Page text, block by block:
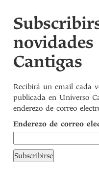
Cantigas
Recibirá un email cada
publicada en Universo
enderezo de correo
Enderezo de correo